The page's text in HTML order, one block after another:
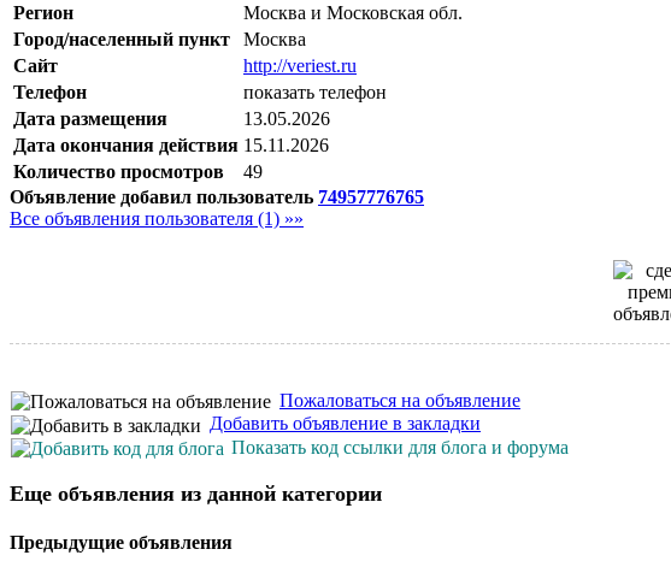
Регион
Москва и Московская обл.
Город/населенный пункт
Москва
Сайт
http://veriest.ru
Телефон
показать телефон
Дата размещения
13.05.2026
Дата окончания действия 15.11.2026
Количество просмотров
49
Объявление добавил пользователь 74957776765
Все объявления пользователя (1) »»
Пожаловаться на объявление
Добавить объявление в закладки
Показать код ссылки для блога и форума
Еще объявления из данной категории
Предыдущие объявления